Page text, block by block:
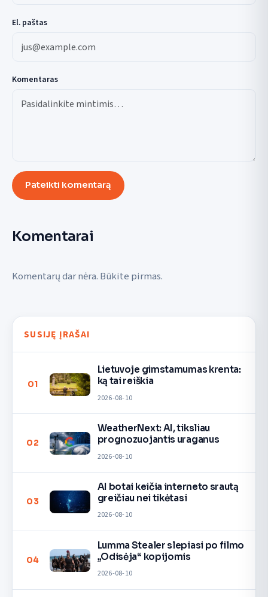
El. paštas
Komentaras
Pateikti komentarą
Komentarai
Komentarų dar nėra. Būkite pirmas.
SUSIJĘ ĮRAŠAI
01
Lietuvoje gimstamumas krenta:
ką tai reiškia
2026-08-10
02
WeatherNext: AI, tiksliau
prognozuojantis uraganus
2026-08-10
03
AI botai keičia interneto srautą
greičiau nei tikėtasi
2026-08-10
04
Lumma Stealer slepiasi po filmo
„Odisėja“ kopijomis
2026-08-10